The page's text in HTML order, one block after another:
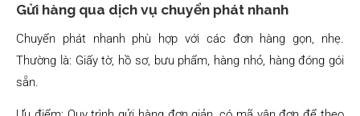
Gửi hàng qua dịch vụ chuyển phát nhanh
Chuyển phát nhanh phù hợp với các đơn hàng gọn, nhẹ.
Thường là: Giấy tờ, hồ sơ, bưu phẩm, hàng nhỏ, hàng đóng gói
sẵn.